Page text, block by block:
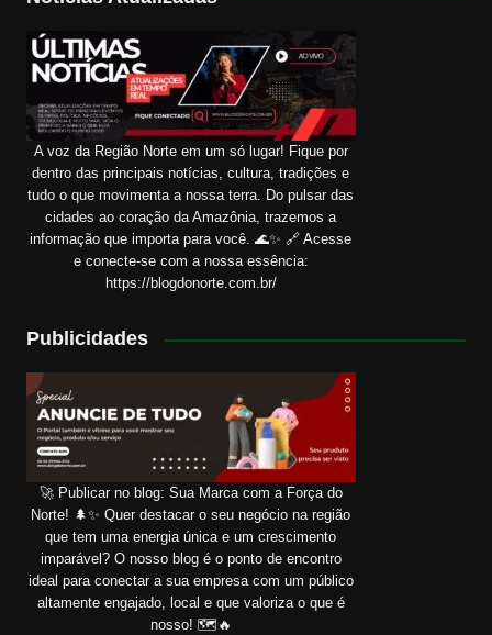
A voz da Região Norte em um só lugar! Fique por
dentro das principais notícias, cultura, tradições e
tudo o que movimenta a nossa terra. Do pulsar das
cidades ao coração da Amazônia, trazemos a
informação que importa para você. 🌊✨ 🔗 Acesse
e conecte-se com a nossa essência:
https://blogdonorte.com.br/
Publicidades
🚀 Publicar no blog: Sua Marca com a Força do
Norte! 🌲✨ Quer destacar o seu negócio na região
que tem uma energia única e um crescimento
imparável? O nosso blog é o ponto de encontro
ideal para conectar a sua empresa com um público
altamente engajado, local e que valoriza o que é
nosso! 🗺️🔥